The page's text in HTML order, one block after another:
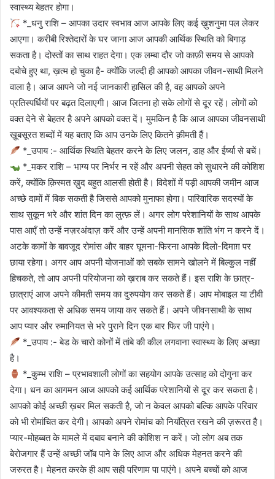
स्वास्थ्य बेहतर होगा।
*_धनु राशि – आपका उदार स्वभाव आज आपके लिए कई ख़ुशनुमा पल लेकर
आएगा। करीबी रिश्तेदारों के घर जाना आज आपकी आर्थिक स्थिति को बिगाड़
सकता है। दोस्तों का साथ राहत देगा। एक लम्बा दौर जो काफ़ी समय से आपको
दबोचे हुए था, ख़त्म हो चुका है- क्योंकि जल्दी ही आपको आपका जीवन-साथी मिलने
वाला है। आज आपने जो नई जानकारी हासिल की है, वह आपको अपने
प्रतिस्पर्धियों पर बढ़त दिलाएगी। आज जितना हो सके लोगों से दूर रहें। लोगों को
वक्त देने से बेहतर है अपने आपको वक्त दें। मुमकिन है कि आज आपका जीवनसाथी
ख़ूबसूरत शब्दों में यह बताए कि आप उनके लिए कितने क़ीमती हैं।
*_उपाय :- आर्थिक स्थिति बेहतर करने के लिए जलन, डाह और ईर्ष्या से बचें।
*_मकर राशि – भाग्य पर निर्भर न रहें और अपनी सेहत को सुधारने की कोशिश
करें, क्योंकि क़िस्मत ख़ुद बहुत आलसी होती है। विदेशों में पड़ी आपकी जमीन आज
अच्छे दामों में बिक सकती है जिससे आपको मुनाफा होगा। पारिवारिक सदस्यों के
साथ सुकून भरे और शांत दिन का लुत्फ़ लें। अगर लोग परेशानियों के साथ आपके
पास आएँ तो उन्हें नज़रअंदाज़ करें और उन्हें अपनी मानसिक शांति भंग न करने दें।
अटके कामों के बावजूद रोमांस और बाहर घूमना-फिरना आपके दिलो-दिमाग़ पर
छाया रहेगा। अगर आप अपनी योजनाओं को सबके सामने खोलने में बिल्कुल नहीं
हिचकते, तो आप अपनी परियोजना को ख़राब कर सकते हैं। इस राशि के छात्र-
छात्राएं आज अपने कीमती समय का दुरुपयोग कर सकते हैं। आप मोबाइल या टीवी
पर आवश्यकता से अधिक समय जाया कर सकते हैं। अपने जीवनसाथी के साथ
आप प्यार और रुमानियत से भरे पुराने दिन एक बार फिर जी पाएंगे।
*_उपाय :- बेड के चारो कोनों में तांबे की कील लगवाना स्वास्थ्य के लिए अच्छा
है।
*_कुम्भ राशि – प्रभावशाली लोगों का सहयोग आपके उत्साह को दोगुना कर
देगा। धन का आगमन आज आपको कई आर्थिक परेशानियों से दूर कर सकता है।
आपको कोई अच्छी ख़बर मिल सकती है, जो न केवल आपको बल्कि आपके परिवार
को भी रोमांचित कर देगी। आपको अपने रोमांच को नियंत्रित रखने की ज़रूरत है।
प्यार-मोहब्बत के मामले में दबाव बनाने की कोशिश न करें। जो लोग अब तक
बेरोजगार हैं उन्हें अच्छी जॉब पाने के लिए आज और अधिक मेहनत करने की
जरुरत है। मेहनत करके ही आप सही परिणाम पा पाएंगे। अपने बच्चों को आज